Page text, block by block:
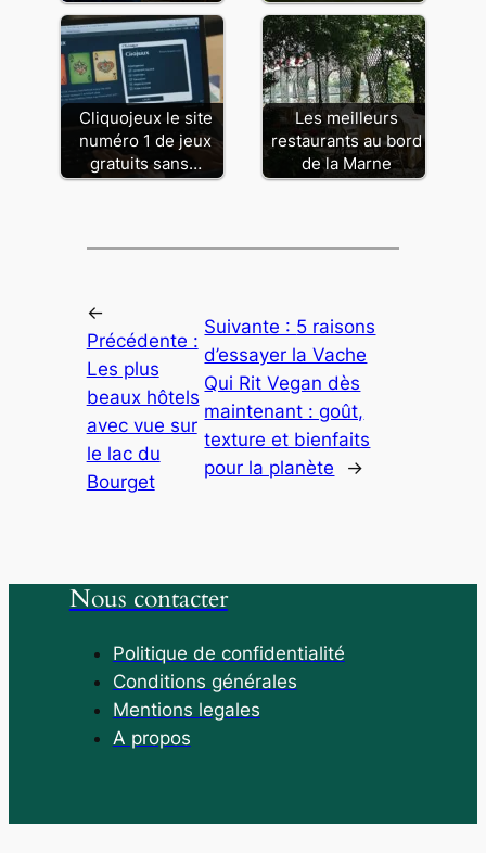
Cliquojeux le site
numéro 1 de jeux
gratuits sans…
Les meilleurs
restaurants au bord
de la Marne
←
Précédente :
Les plus
beaux hôtels
avec vue sur
le lac du
Bourget
Suivante : 5 raisons
d’essayer la Vache
Qui Rit Vegan dès
maintenant : goût,
texture et bienfaits
pour la planète
→
Nous contacter
Politique de confidentialité
Conditions générales
Mentions legales
A propos